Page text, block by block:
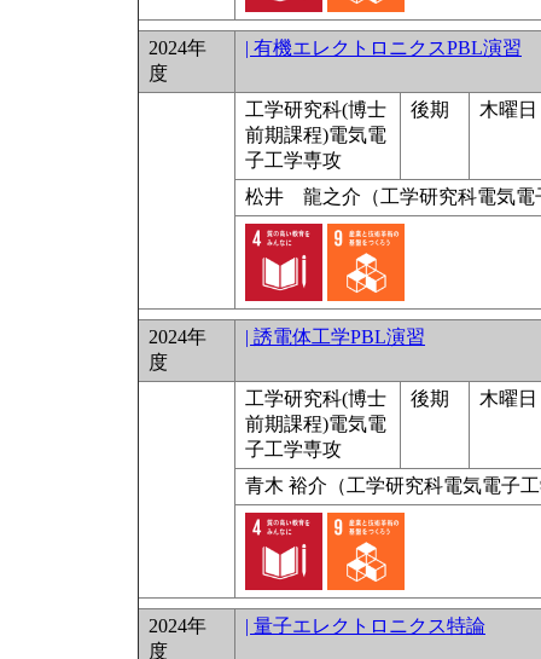
2024年
度
| 有機エレクトロニクスPBL演習
工学研究科(博士
前期課程)電気電
子工学専攻
後期 木曜日
松井 龍之介（工学研究科電気電
2024年
度
| 誘電体工学PBL演習
工学研究科(博士
前期課程)電気電
子工学専攻
後期 木曜日
青木 裕介（工学研究科電気電子
2024年
度
| 量子エレクトロニクス特論